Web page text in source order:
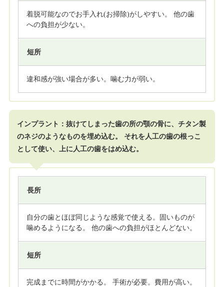
着脱可能なのでお手入れ(お掃除)がしやすい。 他の歯
への負担が少ない。
短所
違和感が強い場合が多い。噛む力が弱い。
インプラント：抜けてしまった歯の所の顎の骨に、チタン製
のネジのようなものを埋め込む。 それを人工の歯の根っこ
として使い、上に人工の歯をはめ込む。
長所
自分の歯とほぼ同じような感覚で使える。固いものが
噛めるようになる。 他の歯への負担がほとんどない。
短所
完成までに時間がかかる。 手術が必要。費用が高い。